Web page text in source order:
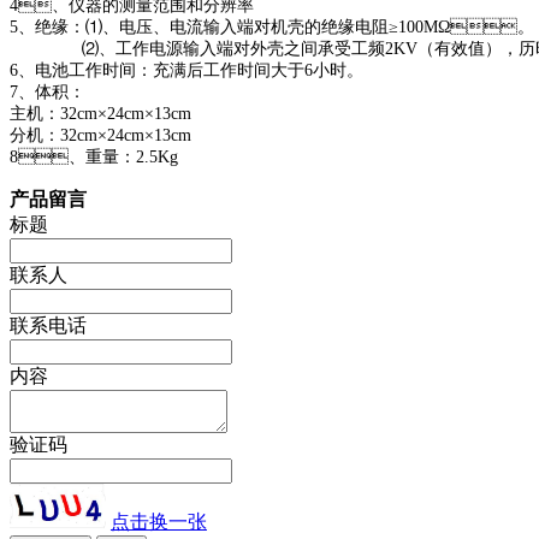
4、仪器的测量范围和分辨率
5、绝缘：⑴、电压、电流输入端对机壳的绝缘电阻≥100MΩ。
⑵、工作电源输入端对外壳之间承受工频2KV（有效值），历时1
6、电池工作时间：充满后工作时间大于6小时。
7、体积：
主机：32cm×24cm×13cm
分机：32cm×24cm×13cm
8、重量：2.5Kg
产品留言
标题
联系人
联系电话
内容
验证码
点击换一张